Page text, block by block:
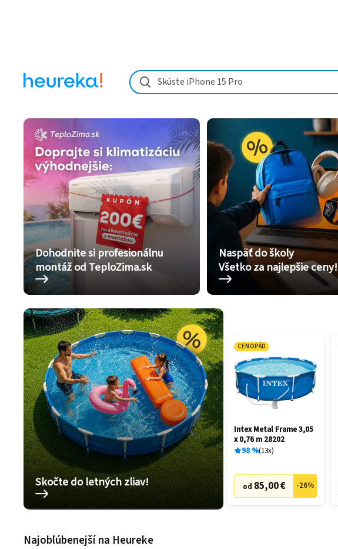
Skúste iPhone 15 Pro
Dohodnite si profesionálnu
montáž od TeploZima.sk
Naspäť do školy
Všetko za najlepšie ceny!
Skočte do letných zliav!
CENOPÁD
Intex Metal Frame 3,05
x 0,76 m 28202
98 % 13x
od 85,00 € -26%
Najobľúbenejší na Heureke